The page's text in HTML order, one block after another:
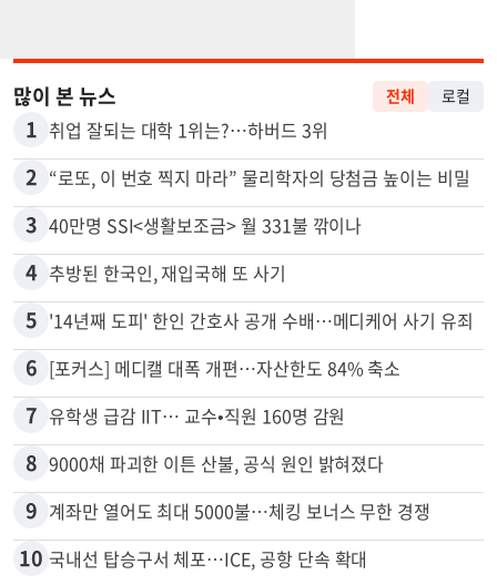
많이 본 뉴스 전체 로컬
1 취업 잘되는 대학 1위는?…하버드 3위
2 “로또, 이 번호 찍지 마라” 물리학자의 당첨금 높이는 비밀
3 40만명 SSI<생활보조금> 월 331불 깎이나
4 추방된 한국인, 재입국해 또 사기
5 '14년째 도피' 한인 간호사 공개 수배…메디케어 사기 유죄
6 [포커스] 메디캘 대폭 개편…자산한도 84% 축소
7 유학생 급감 IIT… 교수•직원 160명 감원
8 9000채 파괴한 이튼 산불, 공식 원인 밝혀졌다
9 계좌만 열어도 최대 5000불…체킹 보너스 무한 경쟁
10 국내선 탑승구서 체포…ICE, 공항 단속 확대